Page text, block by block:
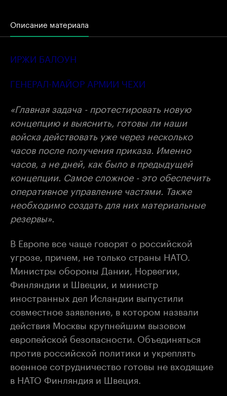
Описание материала
ИРЖИ БАЛОУН
ГЕНЕРАЛ-МАЙОР АРМИИ ЧЕХИ
«Главная задача - протестировать новую
концепцию и выяснить, готовы ли наши
войска действовать уже через несколько
часов после получения приказа. Именно
часов, а не дней, как было в предыдущей
концепции. Самое сложное - это обеспечить
оперативное управление частями. Также
необходимо создать для них материальные
резервы».
В Европе все чаще говорят о российской
угрозе, причем, не только страны НАТО.
Министры обороны Дании, Норвегии,
Финляндии и Швеции, и министр
иностранных дел Исландии выпустили
совместное заявление, в котором назвали
действия Москвы крупнейшим вызовом
европейской безопасности. Объединяться
против российской политики и укреплять
военное сотрудничество готовы не входящие
в НАТО Финляндия и Швеция.